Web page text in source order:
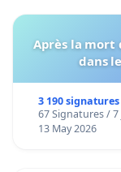
Après la mort
dans
3 190 signatures
67 Signatures /
13 May 2026